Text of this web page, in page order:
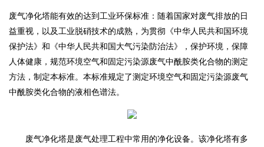
废气净化塔能有效的达到工业环保标准：随着国家对废气排放的日
益重视，以及工业脱硝技术的成熟，为贯彻《中华人民共和国环境
保护法》和《中华人民共和国大气污染防治法》，保护环境，保障
人体健康，规范环境空气和固定污染源废气中酰胺类化合物的测定
方法，制定本标准。本标准规定了测定环境空气和固定污染源废气
中酰胺类化合物的液相色谱法。
废气净化塔是废气处理工程中常用的净化设备。该净化塔有多